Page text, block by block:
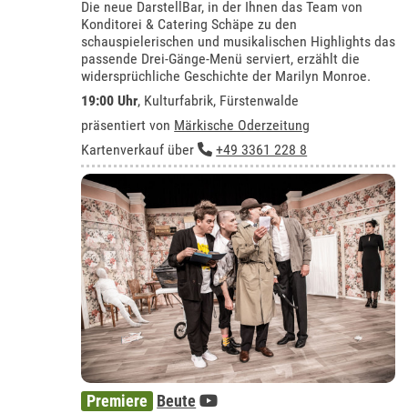
Die neue DarstellBar, in der Ihnen das Team von
Konditorei & Catering Schäpe zu den
schauspielerischen und musikalischen Highlights das
passende Drei-Gänge-Menü serviert, erzählt die
widersprüchliche Geschichte der Marilyn Monroe.
19:00 Uhr, Kulturfabrik, Fürstenwalde
präsentiert von Märkische Oderzeitung
Kartenverkauf über
+49 3361 228 8
Premiere Beute